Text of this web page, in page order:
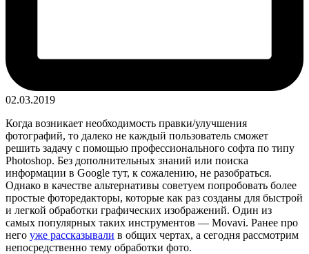
02.03.2019
Когда возникает необходимость правки/улучшения
фотографий, то далеко не каждый пользователь сможет
решить задачу с помощью профессионального софта по типу
Photoshop. Без дополнительных знаний или поиска
информации в Google тут, к сожалению, не разобраться.
Однако в качестве альтернативы советуем попробовать более
простые фоторедакторы, которые как раз созданы для быстрой
и легкой обработки графических изображений. Один из
самых популярных таких инструментов — Movavi. Ранее про
него уже рассказывали в общих чертах, а сегодня рассмотрим
непосредственно тему обработки фото.